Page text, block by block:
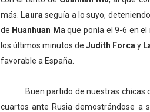
más.
Laura seguía a lo suyo,
de Huanhuan Ma que ponía el 9-6 en
los últimos minutos de Judith Forca y
favorable a España.
Buen partido de nuestras chicas
cuartos ante Rusia demostrándose a